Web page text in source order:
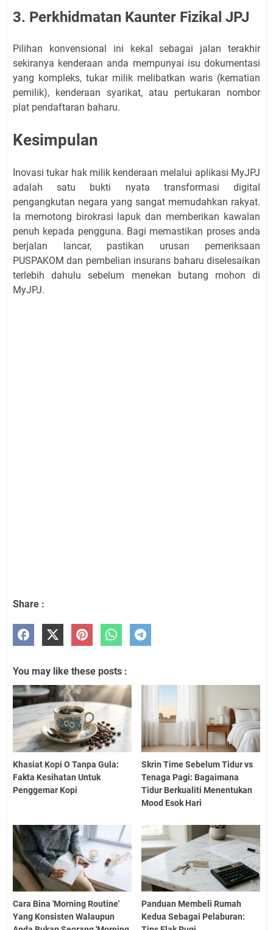
3. Perkhidmatan Kaunter Fizikal JPJ
Pilihan konvensional ini kekal sebagai jalan terakhir
sekiranya kenderaan anda mempunyai isu dokumentasi
yang kompleks, tukar milik melibatkan waris (kematian
pemilik), kenderaan syarikat, atau pertukaran nombor
plat pendaftaran baharu.
Kesimpulan
Inovasi tukar hak milik kenderaan melalui aplikasi MyJPJ
adalah satu bukti nyata transformasi digital
pengangkutan negara yang sangat memudahkan rakyat.
Ia memotong birokrasi lapuk dan memberikan kawalan
penuh kepada pengguna. Bagi memastikan proses anda
berjalan lancar, pastikan urusan pemeriksaan
PUSPAKOM dan pembelian insurans baharu diselesaikan
terlebih dahulu sebelum menekan butang mohon di
MyJPJ.
Share :
You may like these posts :
Khasiat Kopi O Tanpa Gula:
Fakta Kesihatan Untuk
Penggemar Kopi
Skrin Time Sebelum Tidur vs
Tenaga Pagi: Bagaimana
Tidur Berkualiti Menentukan
Mood Esok Hari
Cara Bina 'Morning Routine'
Yang Konsisten Walaupun
Panduan Membeli Rumah
Kedua Sebagai Pelaburan: